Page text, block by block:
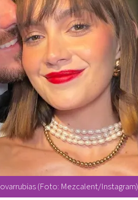
(Foto: Mezcalent/Instagram)